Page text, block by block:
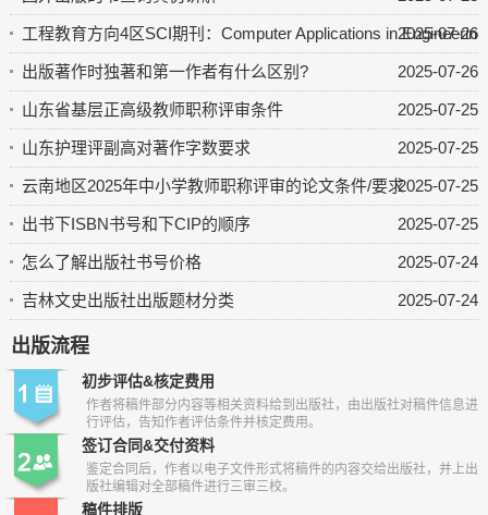
2025-07-26
工程教育方向4区SCI期刊：Computer Applications in
2025-07-26
出版著作时独著和第一作者有什么区别?
2025-07-25
山东省基层正高级教师职称评审条件
2025-07-25
山东护理评副高对著作字数要求
2025-07-25
云南地区2025年中小学教师职称评审的论文条件/要求
2025-07-25
出书下ISBN书号和下CIP的顺序
2025-07-24
怎么了解出版社书号价格
2025-07-24
吉林文史出版社出版题材分类
出版流程
初步评估&核定费用
作者将稿件部分内容等相关资料给到出版社，由出版社对稿件信息进
行评估，告知作者评估条件并核定费用。
签订合同&交付资料
鉴定合同后，作者以电子文件形式将稿件的内容交给出版社，并上出
版社编辑对全部稿件进行三审三校。
稿件排版